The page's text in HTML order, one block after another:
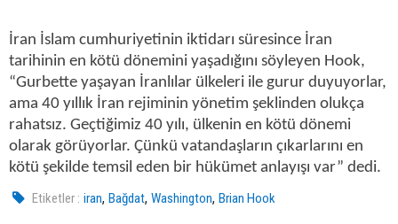
İran İslam cumhuriyetinin iktidarı süresince İran
tarihinin en kötü dönemini yaşadığını söyleyen Hook,
“Gurbette yaşayan İranlılar ülkeleri ile gurur duyuyorlar,
ama 40 yıllık İran rejiminin yönetim şeklinden olukça
rahatsız. Geçtiğimiz 40 yılı, ülkenin en kötü dönemi
olarak görüyorlar. Çünkü vatandaşların çıkarlarını en
kötü şekilde temsil eden bir hükümet anlayışı var” dedi.
Etiketler : iran,Bağdat,Washington,Brian Hook